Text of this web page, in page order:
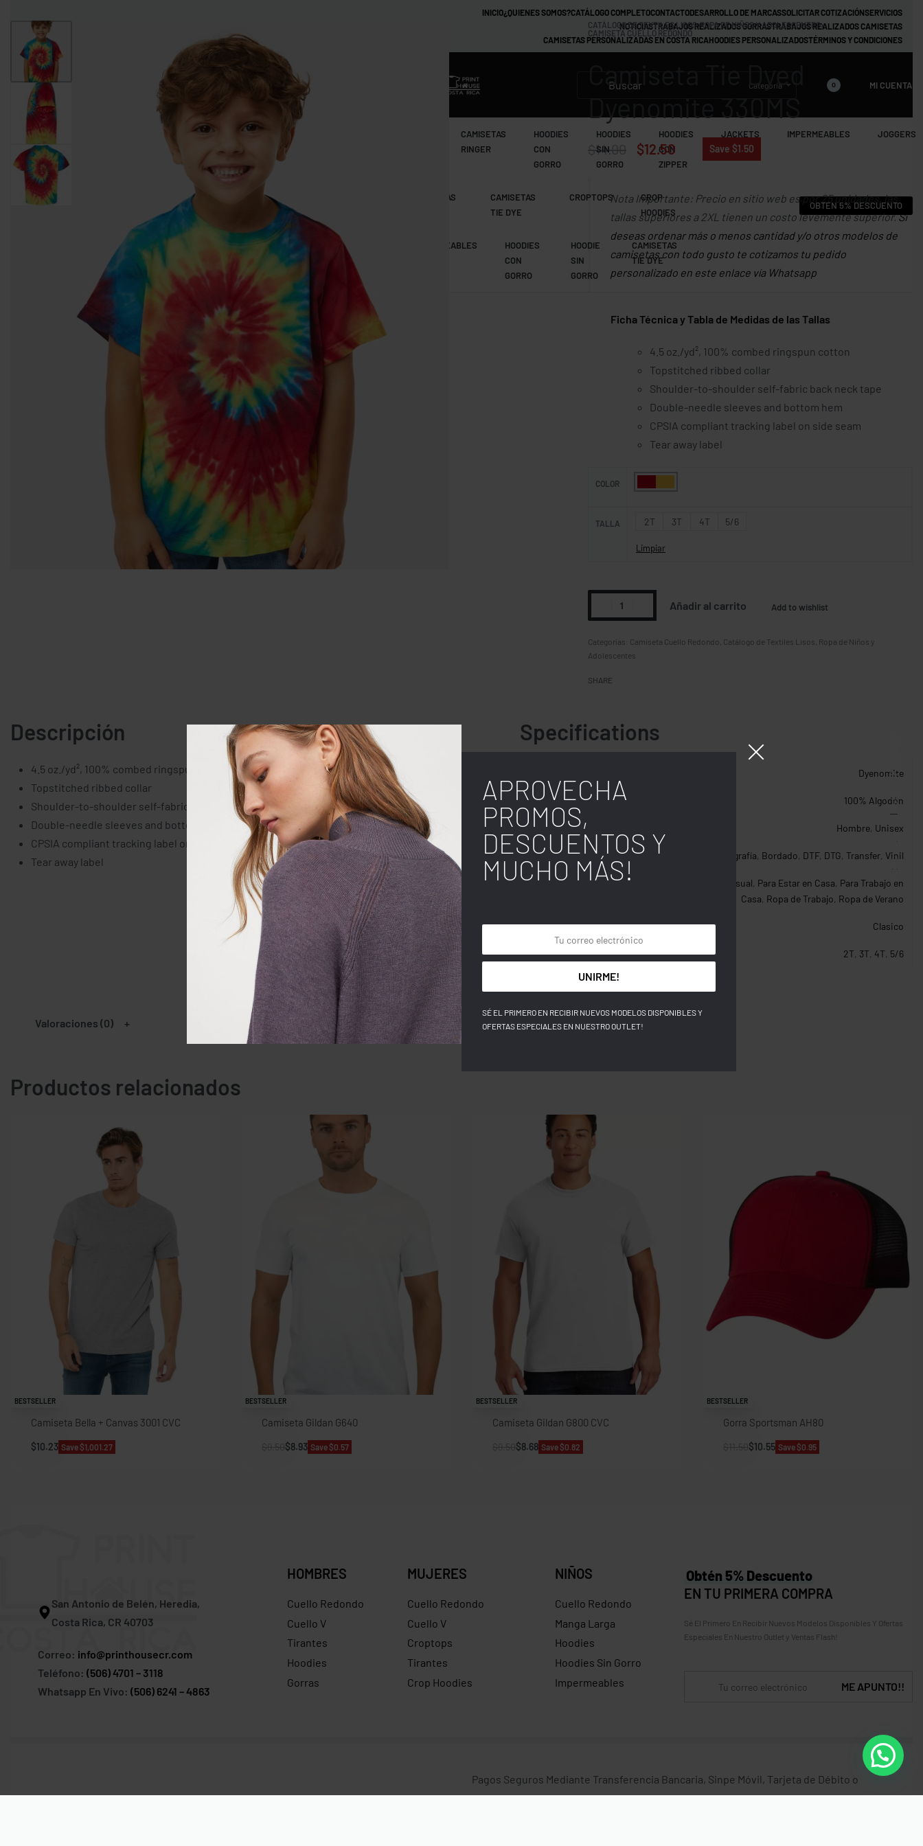
Leer Más!
Entregas Inmediatas Para Impresión de Pedidos al detalle en GAM!
INICIO¿QUIENES SOMOS?CATÁLOGO COMPLETOCONTACTODESARROLLO DE MARCASSOLICITAR COTIZACIÓNSERVICIOS
NOTICIASTRABAJOS REALIZADOS GORRASTRABAJOS REALIZADOS CAMISETAS
CAMISETAS PERSONALIZADAS EN COSTA RICAHOODIES PERSONALIZADOSTÉRMINOS Y CONDICIONES
HOMBRES MUJERES Categoría 0 MI CUENTA
CAMISETAS
CUELLO
REDONDO
CAMISETAS
DE
TIRANTES
CAMISETAS
LARGA
CAMISETAS
RINGER
HOODIES
CON
GORRO
HOODIES
SIN
GORRO
HOODIES
CON
ZIPPER
JACKETS IMPERMEABLES JOGGERS
CAMISETAS CUELLO
CUELLO V
CAMISETAS DE
CAMISETAS
CAMISETAS
TIE DYE
CROPTOPS
CROP
HOODIES
CAMISETAS
TIPO POLO
CAMISETAS
TIRANTES
CAMISETAS
MANGA
CAMISETAS
RAGLAN
IMPERMEABLES
HOODIES
CON
GORRO
HOODIE
SIN
GORRO
CAMISETAS
TIE DYE
OBTÉN 5% DESCUENTO
CATÁLOGO DE TEXTILES LISOS›ROPA DE NIÑOS Y ADOLESCENTES›
CAMISETA CUELLO REDONDO
Camiseta Tie Dyed
14.00 $12.50 Save $1.50
Nota Importante: Precio en sitio web es por 25 unidades, las
tallas superiores a 2XL tienen un costo levemente superior.Si
deseas ordenar más o menos cantidad y/o otros modelos de
camisetas con todo gusto te cotizamos tu pedido
personalizado en este enlace vía Whatsapp
Ficha Técnica y Tabla de Medidas de las Tallas
4.5 oz./yd², 100% combed ringspun cotton
Topstitched ribbed collar
Shoulder-to-shoulder self-fabric back neck tape
Double-needle sleeves and bottom hem
CPSIA compliant tracking label on side seam
Tear away label
COLOR
TALLA 2T 3T 4T 5/6
Limpiar
Añadir al carrito Add to wishlist
Categorías: Camiseta Cuello Redondo Catálogo de Textiles Lisos Ropa de Niños y
Adolescentes
SHARE
Descripción
4.5 oz./yd², 100% combed ringspun cotton
Topstitched ribbed collar
Shoulder-to-shoulder self-fabric back neck tape
Double-needle sleeves and bottom hem
CPSIA compliant tracking label on side seam
Tear away label
Specifications
Dyenomite
MATERIAL 100% Algodón
GENERO Hombre, Unisex
TIPO DE IMPRESIÓN Serigrafía Bordado DTF, DTG Transfer, Vinil
Casual Para Estar en Casa Para Trabajo en
Casa Ropa de Trabajo Ropa de Verano
COLOR Clasico
TALLA 2T 3T 4T 5/6
Valoraciones (0)
Productos relacionados
BESTSELLER
Camiseta Bella + Canvas 3001 CVC
$10.23 Save $1,001.27
BESTSELLER
Camiseta Gildan G640
$8.93 Save $0.57
BESTSELLER
Camiseta Gildan G800 CVC
$8.68 Save $0.82
BESTSELLER
Gorra Sportsman AH80
$10.55 Save $0.95
San Antonio de Belén, Heredia,
Costa Rica, CR 40703
Correo: info@printhousecr.com
Teléfono: (506) 4701 – 3118
Whatsapp En Vivo: (506) 6241 – 4863
HOMBRES
Cuello Redondo
Cuello V
Tirantes
Hoodies
Gorras
MUJERES
Cuello Redondo
Cuello V
Croptops
Tirantes
Crop Hoodies
NIÑOS
Cuello Redondo
Manga Larga
Hoodies
Hoodies Sin Gorro
Impermeables
Obtén 5% Descuento
EN TU PRIMERA COMPRA
Sé El Primero En Recibir Nuevos Modelos Disponibles Y Ofertas
Especiales En Nuestro Outlet y Ventas Flash!
Pagos Seguros Mediante Transferencia Bancaria, Sinpe Móvil, Tarjeta de Débito o
Follow us
Insta.
APROVECHA
PROMOS,
DESCUENTOS Y
MUCHO MÁS!
UNIRME!
SÉ EL PRIMERO EN RECIBIR NUEVOS MODELOS DISPONIBLES Y
OFERTAS ESPECIALES EN NUESTRO OUTLET!